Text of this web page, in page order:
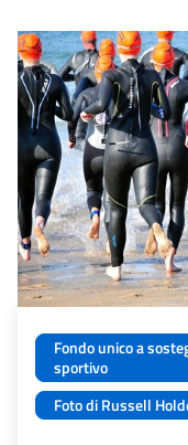
Fondo unico a
sportivo
Foto di Russell